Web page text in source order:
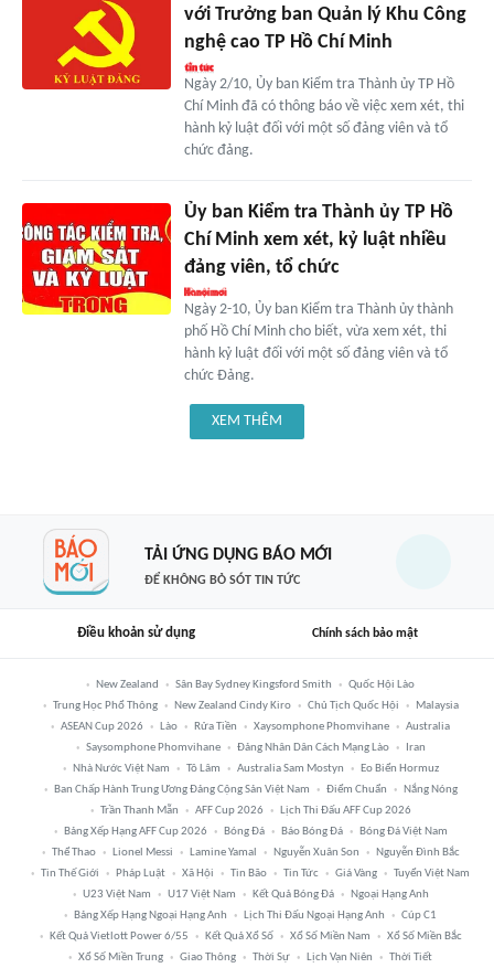
với Trưởng ban Quản lý Khu Công
nghệ cao TP Hồ Chí Minh
Ngày 2/10, Ủy ban Kiểm tra Thành ủy TP Hồ
Chí Minh đã có thông báo về việc xem xét, thi
hành kỷ luật đối với một số đảng viên và tổ
chức đảng.
Ủy ban Kiểm tra Thành ủy TP Hồ
Chí Minh xem xét, kỷ luật nhiều
đảng viên, tổ chức
Ngày 2-10, Ủy ban Kiểm tra Thành ủy thành
phố Hồ Chí Minh cho biết, vừa xem xét, thi
hành kỷ luật đối với một số đảng viên và tổ
chức Đảng.
XEM THÊM
TẢI ỨNG DỤNG BÁO MỚI
ĐỂ KHÔNG BỎ SÓT TIN TỨC
Điều khoản sử dụng Chính sách bảo mật
New Zealand Sân Bay Sydney Kingsford Smith
Quốc Hội Lào
Trung Học Phổ Thông
New Zealand Cindy Kiro Chủ Tịch Quốc Hội
Malaysia
ASEAN Cup 2026
Lào Rửa Tiền Xaysomphone Phomvihane
Australia
Saysomphone Phomvihane
Đảng Nhân Dân Cách Mạng Lào
Iran
Nhà Nước Việt Nam
Tô Lâm Australia Sam Mostyn
Eo Biển Hormuz
Ban Chấp Hành Trung Ương Đảng Cộng Sản Việt Nam
Điểm Chuẩn
Nắng Nóng
Trần Thanh Mẫn
AFF Cup 2026
Lịch Thi Đấu AFF Cup 2026
Bảng Xếp Hạng AFF Cup 2026
Bóng Đá Báo Bóng Đá
Bóng Đá Việt Nam
Thể Thao
Lionel Messi Lamine Yamal Nguyễn Xuân Son
Nguyễn Đình Bắc
Tin Thế Giới
Pháp Luật Xã Hội Tin Bão Tin Tức Giá Vàng
Tuyển Việt Nam
U23 Việt Nam
U17 Việt Nam Kết Quả Bóng Đá
Ngoại Hạng Anh
Bảng Xếp Hạng Ngoại Hạng Anh
Lịch Thi Đấu Ngoại Hạng Anh
Cúp C1
Kết Quả Vietlott Power 6/55
Kết Quả Xổ Số Xổ Số Miền Nam
Xổ Số Miền Bắc
Xổ Số Miền Trung
Giao Thông Thời Sự Lịch Vạn Niên Thời Tiết